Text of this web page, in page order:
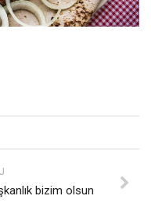
bizim olsun